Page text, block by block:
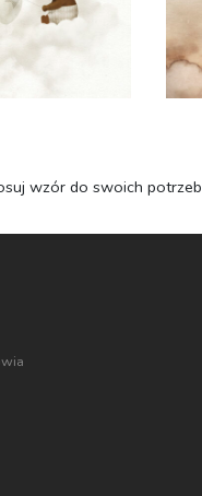
wzór do swoich potrzeb